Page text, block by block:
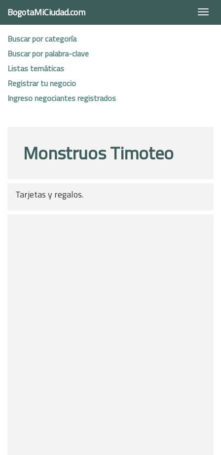
BogotaMiCiudad.com
Buscar por categoría
Buscar por palabra-clave
Listas temáticas
Registrar tu negocio
Ingreso negociantes registrados
Monstruos Timoteo
Tarjetas y regalos.